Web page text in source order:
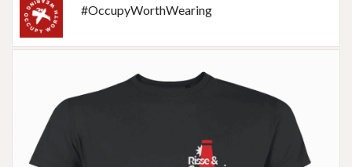
#OccupyWorthWearing